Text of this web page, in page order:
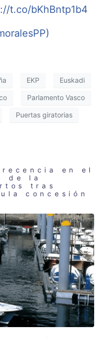
t.co/bKhBntp1b4
EKP Euskadi
Parlamento Vasco
Puertas giratorias
en el
de la
tras
concesión